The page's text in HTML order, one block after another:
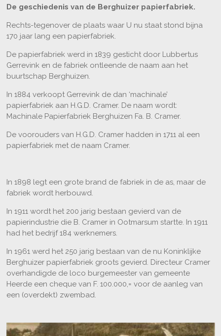
De geschiedenis van de Berghuizer papierfabriek.
Rechts-tegenover de plaats waar U nu staat stond bijna
170 jaar lang een papierfabriek.
De papierfabriek werd in 1839 gesticht door Lubbertus
Gerrevink en de fabriek ontleende de naam aan het
buurtschap Berghuizen.
In 1884 verkoopt Gerrevink de dan ‘machinale’
papierfabriek aan H.G.D. Cramer. De naam wordt:
Machinale Papierfabriek Berghuizen Fa. B. Cramer.
De voorouders van H.G.D. Cramer hadden in 1711 al een
papierfabriek met de naam Cramer.
In 1898 legt een grote brand de fabriek in de as, maar de
fabriek wordt herbouwd.
In 1911 wordt het 200 jarig bestaan gevierd van de
papierindustrie die B. Cramer in Ootmarsum startte. In 1911
had het bedrijf 184 werknemers.
In 1961 werd het 250 jarig bestaan van de nu Koninklijke
Berghuizer papierfabriek groots gevierd. Directeur Cramer
overhandigde de loco burgemeester van gemeente
Heerde een cheque van F. 100.000,= voor de aanleg van
een (overdekt) zwembad.